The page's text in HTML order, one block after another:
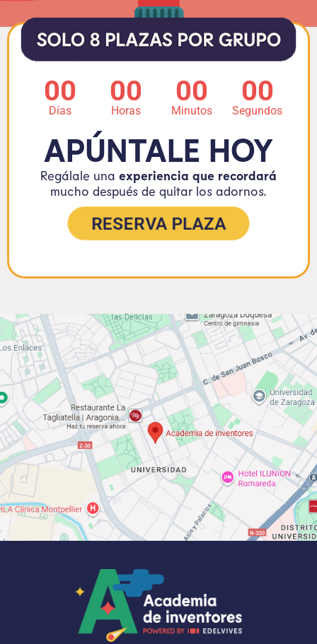
00
Días
00
Horas
00
Minutos
00
Segundos
APÚNTALE HOY
Regálale una experiencia que recordará
mucho después de quitar los adornos.
RESERVA PLAZA